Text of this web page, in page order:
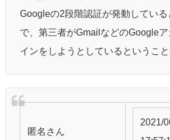
Googleの2段階認証が発動してい
で、第三者がGmailなどのGoogle
インをしようとしているということ
匿名 さん
2021/